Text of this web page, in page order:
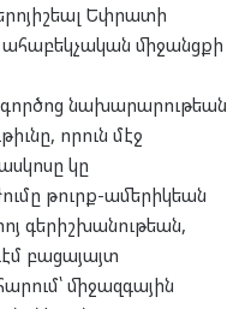
Եփրատի
ահաբեկչական միջանցքի
գործոց նախարարութեան
որուն մէջ
կը
թուրք-ամերիկեան
գերիշխանութեան,
բացայայտ
միջազգային